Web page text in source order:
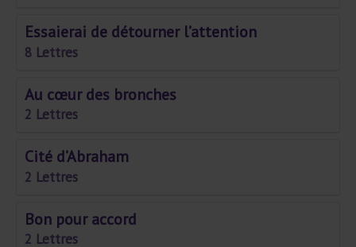
Essaierai de détourner l’attention
8 Lettres
Au cœur des bronches
2 Lettres
Cité d’Abraham
2 Lettres
Bon pour accord
2 Lettres